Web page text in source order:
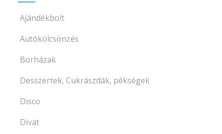
Ajándékbolt
Autókölcsönzés
Borházak
Desszertek, Cukrászdák, pékségek
Disco
Divat